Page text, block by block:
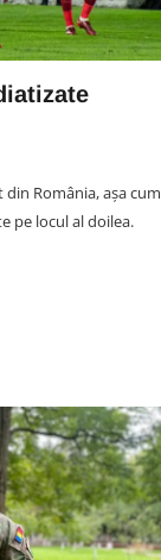
România, așa cum
pe locul al doilea.